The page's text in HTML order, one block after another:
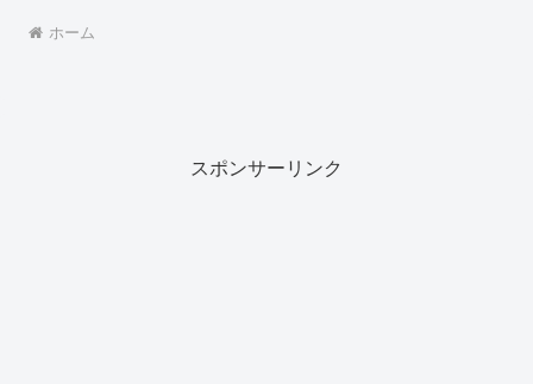
ホーム
スポンサーリンク